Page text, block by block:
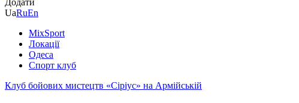
Додати
UaRuEn
MixSport
Локації
Одеса
Спорт клуб
Клуб бойових мистецтв «Сіріус» на Армійській